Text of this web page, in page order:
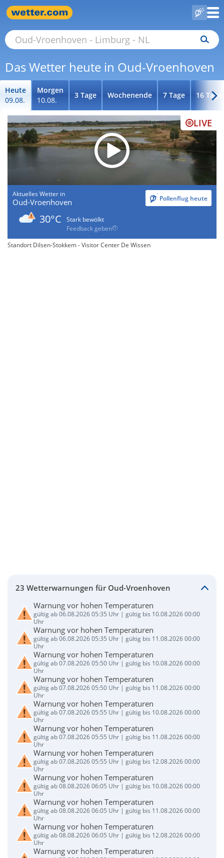
Das Wetter heute in Oud-Vroenhoven
Heute
09.08.
Morgen
10.08.
3 Tage Wochenende 7 Tage 16 Tage
LIVE
Aktuelles Wetter in
Oud-Vroenhoven Pollenflug heute
30°C
Stark bewölkt
Feedback geben
Standort Dilsen-Stokkem - Visitor Center De Wissen
23 Wetterwarnungen für Oud-Vroenhoven
Warnung vor hohen Temperaturen
gültig ab 06.08.2026 05:35 Uhr | gültig bis 10.08.2026 00:00
Uhr
Warnung vor hohen Temperaturen
gültig ab 06.08.2026 05:35 Uhr | gültig bis 11.08.2026 00:00
Uhr
Warnung vor hohen Temperaturen
gültig ab 07.08.2026 05:50 Uhr | gültig bis 10.08.2026 00:00
Uhr
Warnung vor hohen Temperaturen
gültig ab 07.08.2026 05:50 Uhr | gültig bis 11.08.2026 00:00
Uhr
Warnung vor hohen Temperaturen
gültig ab 07.08.2026 05:55 Uhr | gültig bis 10.08.2026 00:00
Uhr
Warnung vor hohen Temperaturen
gültig ab 07.08.2026 05:55 Uhr | gültig bis 11.08.2026 00:00
Uhr
Warnung vor hohen Temperaturen
gültig ab 07.08.2026 05:55 Uhr | gültig bis 12.08.2026 00:00
Uhr
Warnung vor hohen Temperaturen
gültig ab 08.08.2026 06:05 Uhr | gültig bis 10.08.2026 00:00
Uhr
Warnung vor hohen Temperaturen
gültig ab 08.08.2026 06:05 Uhr | gültig bis 11.08.2026 00:00
Uhr
Warnung vor hohen Temperaturen
gültig ab 08.08.2026 06:05 Uhr | gültig bis 12.08.2026 00:00
Uhr
Warnung vor hohen Temperaturen